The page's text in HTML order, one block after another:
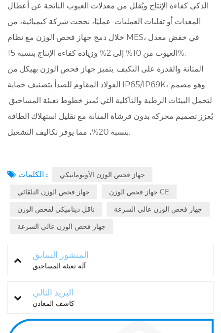
الذكي كفاءة الإنتاج ويُقلل من معدلات العيوب الناتجة عن أعطال
المعدات أو تقلبات العمليات. عمليًا، نجحت شركة كيميائية، من
خلال دمج جهاز فحص الوزن مع نظام MES، في خفض معدل
العيوب من 10% إلى 2% وزيادة كفاءة الإنتاج بنسبة 15%.
المتانة والقدرة على التكيف: يتميز جهاز فحص الوزن بهيكل من
الفولاذ المقاوم للصدأ بتصنيف حماية IP65/IP69K، وهو مصمم
لتحمل البيئات الرطبة والتآكلية التي تُميز خطوط تعبئة المساحيق.
يُعزز تصميم محركه بدون فرشاة المتانة مع تقليل استهلاك الطاقة
بنسبة 20%، مما يوفر تكاليف التشغيل.
الكلمات :
جهاز فحص الوزن الأوتوماتيكي
جهاز فحص الوزن التلقائي
جهاز فحص الوزن CE
ناقل ديناميكي لفحص الوزن
جهاز فحص الوزن عالي السرعة
جهاز فحص الوزن عالي السرعة
المنشور السابق
آلة تعبئة المساحيق
البريد التالي
كاشف المعادن